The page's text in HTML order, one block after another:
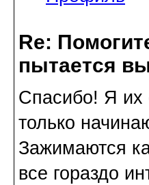
Re:
пытается
Спасибо! Я их
только
Зажимаются
все гораздо